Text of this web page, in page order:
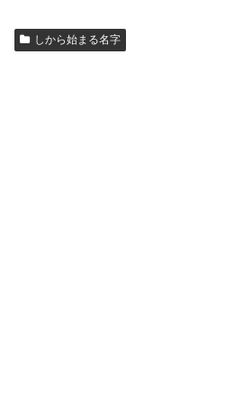
しから始まる名字